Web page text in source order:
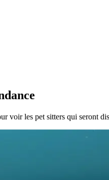
voir les pet sitters qui seront